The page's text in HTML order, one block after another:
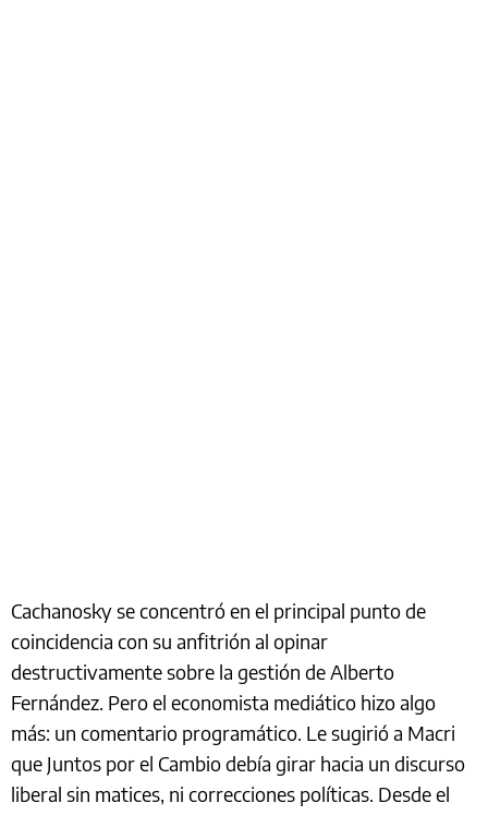
Cachanosky se concentró en el principal punto de
coincidencia con su anfitrión al opinar
destructivamente sobre la gestión de Alberto
Fernández. Pero el economista mediático hizo algo
más: un comentario programático. Le sugirió a Macri
que Juntos por el Cambio debía girar hacia un discurso
liberal sin matices, ni correcciones políticas. Desde el